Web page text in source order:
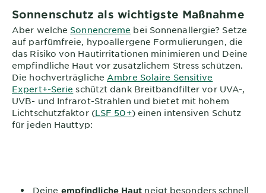
Sonnenschutz als wichtigste Maßnahme
Aber welche Sonnencreme bei Sonnenallergie? Setze
auf parfümfreie, hypoallergene Formulierungen, die
das Risiko von Hautirritationen minimieren und Deine
empfindliche Haut vor zusätzlichem Stress schützen.
Die hochverträgliche Ambre Solaire Sensitive
Expert+-Serie schützt dank Breitbandfilter vor UVA-,
UVB- und Infrarot-Strahlen und bietet mit hohem
Lichtschutzfaktor (LSF 50+) einen intensiven Schutz
für jeden Hauttyp:
Deine empfindliche Haut neigt besonders schnell